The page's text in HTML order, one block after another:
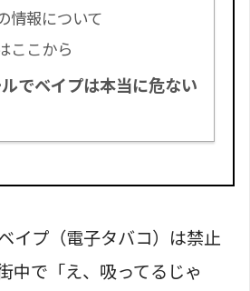
情報について
ここから
でベイプは本当に危ない
イプ（電子タバコ）は禁止
中で「え、吸ってるじゃ